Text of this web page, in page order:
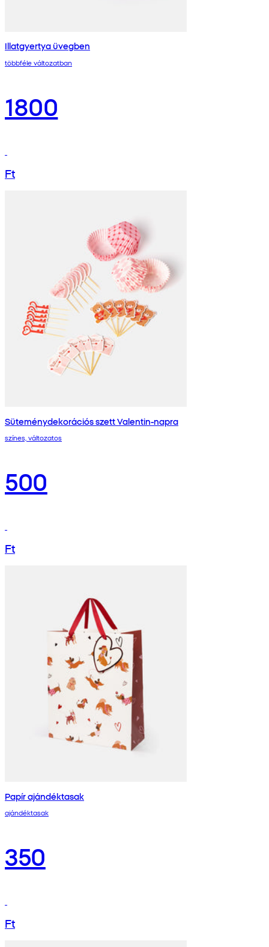
Illatgyertya üvegben
többféle változatban
1800
Ft
Süteménydekorációs szett Valentin-napra
színes, változatos
500
Ft
Papír ajándéktasak
ajándéktasak
350
Ft